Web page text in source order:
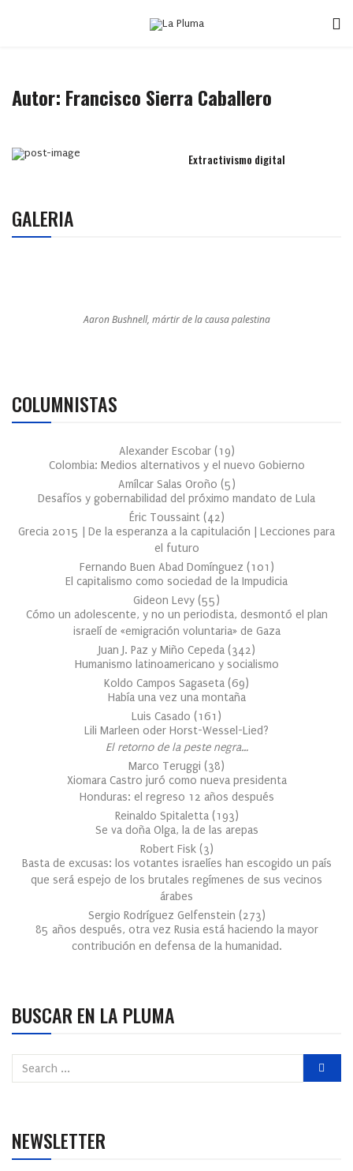
Autor: Francisco Sierra Caballero
Extractivismo digital
GALERIA
Aaron Bushnell, mártir de la causa palestina
COLUMNISTAS
Alexander Escobar (19)
Colombia: Medios alternativos y el nuevo Gobierno
Amílcar Salas Oroño (5)
Desafíos y gobernabilidad del próximo mandato de Lula
Éric Toussaint (42)
Grecia 2015 | De la esperanza a la capitulación | Lecciones para
el futuro
Fernando Buen Abad Domínguez (101 )
El capitalismo como sociedad de la Impudicia
Gideon Levy (55)
Cómo un adolescente, y no un periodista, desmontó el plan
israelí de «emigración voluntaria» de Gaza
Juan J. Paz y Miño Cepeda (342)
Humanismo latinoamericano y socialismo
Koldo Campos Sagaseta (69)
Había una vez una montaña
Luis Casado (161 )
Lili Marleen oder Horst-Wessel-Lied?
El retorno de la peste negra…
Marco Teruggi (38)
Xiomara Castro juró como nueva presidenta
Honduras: el regreso 12 años después
Reinaldo Spitaletta (193)
Se va doña Olga, la de las arepas
Robert Fisk (3)
Basta de excusas: los votantes israelíes han escogido un país
que será espejo de los brutales regímenes de sus vecinos
árabes
Sergio Rodríguez Gelfenstein (273)
85 años después, otra vez Rusia está haciendo la mayor
contribución en defensa de la humanidad.
BUSCAR EN LA PLUMA
NEWSLETTER